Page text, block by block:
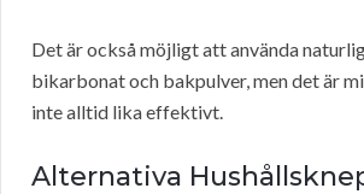
Det är också möjligt att använda
bikarbonat och bakpulver, men det är
inte alltid lika effektivt.
Alternativa